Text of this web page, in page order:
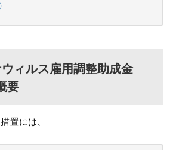
ィルス雇用調整助成金
要
置には、